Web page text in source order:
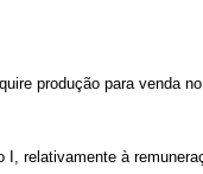
produção para venda
relativamente à